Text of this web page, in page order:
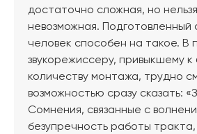
достаточно сложная, но нельзя
невозможная. Подготовленный
человек способен на такое. В
звукорежиссеру, привыкшему
количеству монтажа, трудно
возможностью сразу сказать:
Сомнения, связанные с
безупречность работы